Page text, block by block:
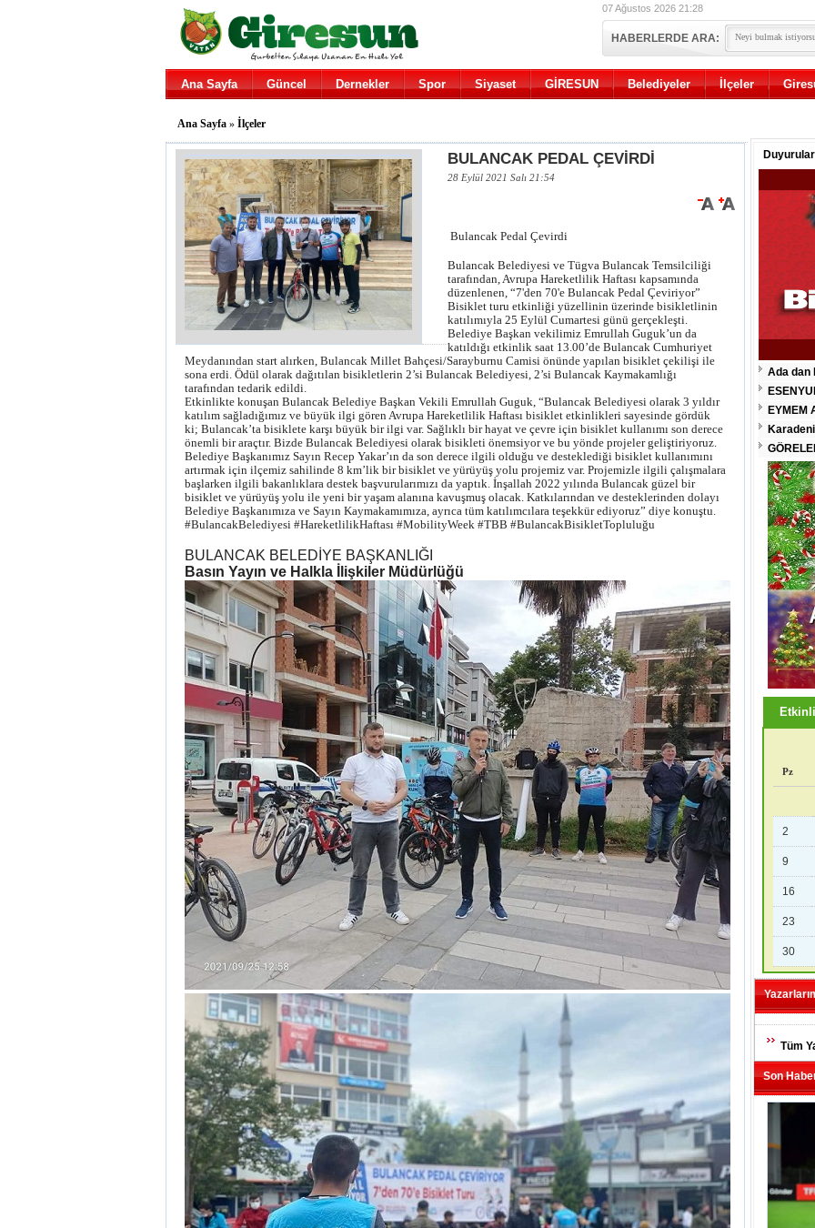
07 Ağustos 2026 21:28
HABERLERDE ARA:
Ana Sayfa Güncel Dernekler Spor Siyaset GİRESUN Belediyeler İlçeler
Ana Sayfa » İlçeler
BULANCAK PEDAL ÇEVİRDİ
28 Eylül 2021 Salı 21:54
Bulancak Pedal Çevirdi
Bulancak Belediyesi ve Tügva Bulancak Temsilciliği
tarafından, Avrupa Hareketlilik Haftası kapsamında
düzenlenen, “7'den 70'e Bulancak Pedal Çeviriyor”
Bisiklet turu etkinliği yüzellinin üzerinde bisikletlinin
katılımıyla 25 Eylül Cumartesi günü gerçekleşti.
Belediye Başkan vekilimiz Emrullah Guguk’un da
katıldığı etkinlik saat 13.00’de Bulancak Cumhuriyet
Meydanından start alırken, Bulancak Millet Bahçesi/Sarayburnu Camisi önünde yapılan bisiklet çekilişi ile
sona erdi. Ödül olarak dağıtılan bisikletlerin 2’si Bulancak Belediyesi, 2’si Bulancak Kaymakamlığı
tarafından tedarik edildi.
Etkinlikte konuşan Bulancak Belediye Başkan Vekili Emrullah Guguk, “Bulancak Belediyesi olarak 3 yıldır
katılım sağladığımız ve büyük ilgi gören Avrupa Hareketlilik Haftası bisiklet etkinlikleri sayesinde gördük
ki; Bulancak’ta bisiklete karşı büyük bir ilgi var. Sağlıklı bir hayat ve çevre için bisiklet kullanımı son derece
önemli bir araçtır. Bizde Bulancak Belediyesi olarak bisikleti önemsiyor ve bu yönde projeler geliştiriyoruz.
Belediye Başkanımız Sayın Recep Yakar’ın da son derece ilgili olduğu ve desteklediği bisiklet kullanımını
artırmak için ilçemiz sahilinde 8 km’lik bir bisiklet ve yürüyüş yolu projemiz var. Projemizle ilgili çalışmalara
başlarken ilgili bakanlıklara destek başvurularımızı da yaptık. İnşallah 2022 yılında Bulancak güzel bir
bisiklet ve yürüyüş yolu ile yeni bir yaşam alanına kavuşmuş olacak. Katkılarından ve desteklerinden dolayı
Belediye Başkanımıza ve Sayın Kaymakamımıza, ayrıca tüm katılımcılara teşekkür ediyoruz” diye konuştu.
#BulancakBelediyesi #HareketlilikHaftası #MobilityWeek #TBB #BulancakBisikletTopluluğu
BULANCAK BELEDİYE BAŞKANLIĞI
Basın Yayın ve Halkla İlişkiler Müdürlüğü
Duyurular
Ada dan
EYMEM
Pz
2
9
16
23
30
Tüm
Son